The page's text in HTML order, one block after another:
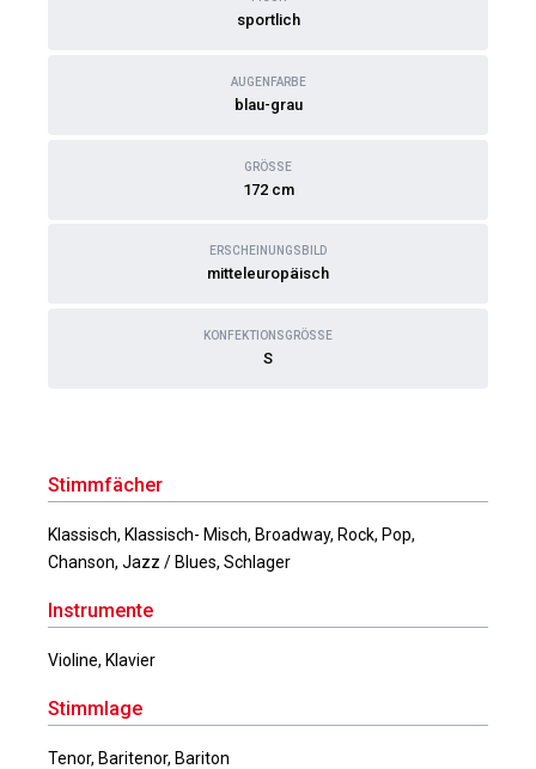
sportlich
AUGENFARBE
blau-grau
GRÖSSE
172 cm
ERSCHEINUNGSBILD
mitteleuropäisch
KONFEKTIONSGRÖSSE
S
Stimmfächer
Klassisch, Klassisch- Misch, Broadway, Rock, Pop,
Chanson, Jazz / Blues, Schlager
Instrumente
Violine, Klavier
Stimmlage
Tenor, Baritenor, Bariton